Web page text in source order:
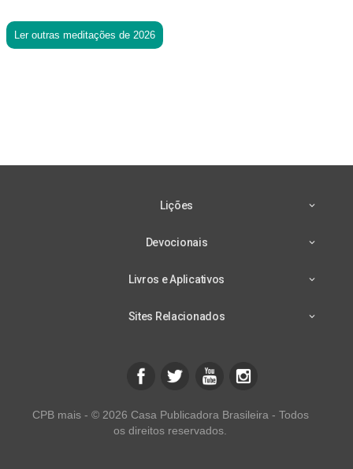
Ler outras meditações de 2026
Lições
Devocionais
Livros e Aplicativos
Sites Relacionados
CPB mais - © 2026 Casa Publicadora Brasileira - Todos
os direitos reservados.